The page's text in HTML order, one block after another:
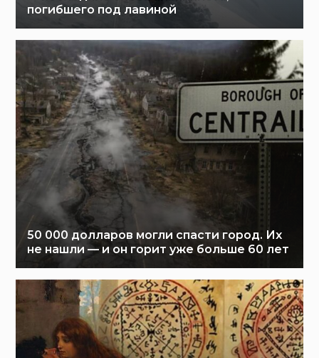
погибшего под лавиной
50 000 долларов могли спасти город. Их
не нашли — и он горит уже больше 60 лет